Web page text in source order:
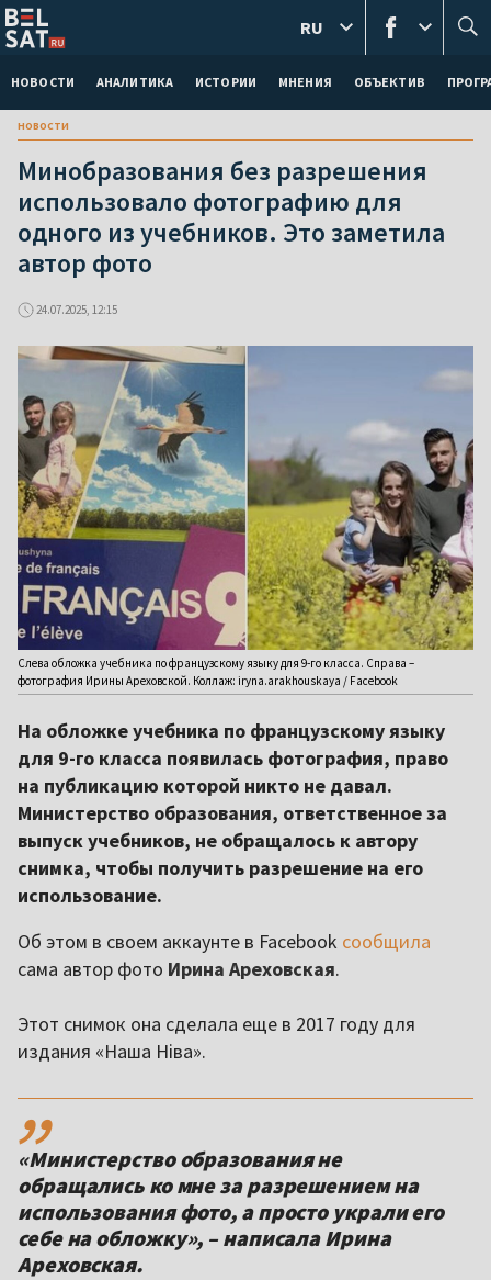
НОВОСТИ АНАЛИТИКА ИСТОРИИ МНЕНИЯ ОБЪЕКТИВ
RU
новости
Минобразования без разрешения
использовало фотографию для
одного из учебников. Это заметила
автор фото
24.07.2025, 12:15
Слева обложка учебника по французскому языку для 9-го класса. Справа –
фотография Ирины Ареховской. Коллаж: iryna.arakhouskaya / Facebook
На обложке учебника по французскому языку
для 9-го класса появилась фотография, право
на публикацию которой никто не давал.
Министерство образования, ответственное за
выпуск учебников, не обращалось к автору
снимка, чтобы получить разрешение на его
использование.
Об этом в своем аккаунте в Facebook сообщила
сама автор фото Ирина Ареховская.
Этот снимок она сделала еще в 2017 году для
издания «Наша Ніва».
,,
«Министерство образования не
обращались ко мне за разрешением на
использования фото, а просто украли его
себе на обложку», – написала Ирина
Ареховская.